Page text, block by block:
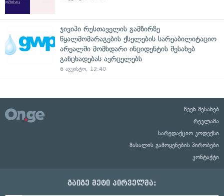
ჯივიპი რუსთაველის გამზირზე
წყალმომარაგების ქსელების სარეაბილიტაციო
არეალში მომხდარი ინციდენტის შესახებ
განცხადებას ავრცელებს
6 აგვისტო, 12:40
ჩვენ შესახებ
რეკლამა
სარედაქციო კოდექსი
მასალის გამოყენების პირობები
კონტაქტი
გაიგე მეტი პირველმა: